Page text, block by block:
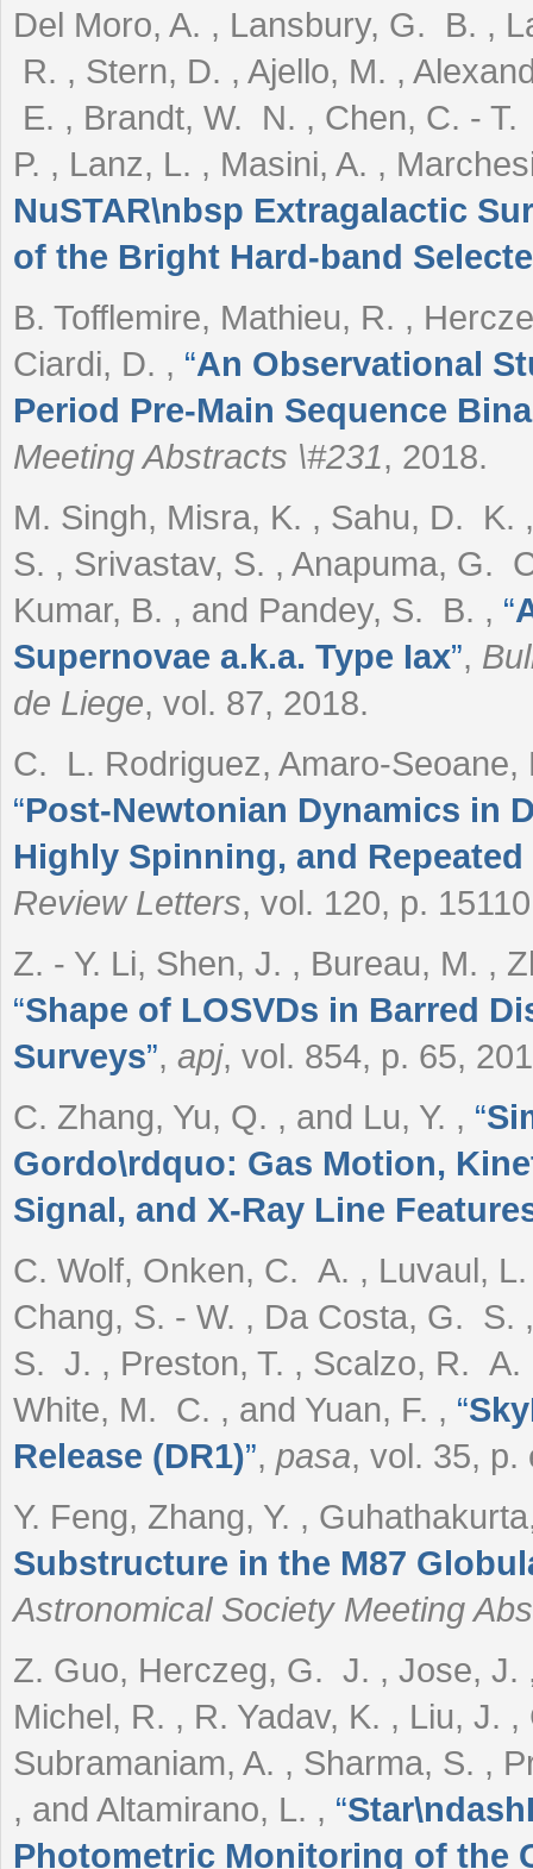
Del Moro, A. , Lansbury, G. B. ,
R. , Stern, D. , Ajello, M. ,
E. , Brandt, W. N. , Chen, C. -
P. , Lanz, L. , Masini, A. ,
NuSTAR\nbsp Extragalactic
of the Bright Hard-band
B. Tofflemire, Mathieu, R. ,
Ciardi, D. , “An Observational
Period Pre-Main Sequence
Meeting Abstracts \#231, 2018.
M. Singh, Misra, K. , Sahu, D. K.
S. , Srivastav, S. , Anapuma, G.
Kumar, B. , and Pandey, S. B. , “
Supernovae a.k.a. Type Iax”,
de Liege, vol. 87, 2018.
C. L. Rodriguez, Amaro-
“Post-Newtonian Dynamics in
Highly Spinning, and
Review Letters, vol. 120, p.
Z. - Y. Li, Shen, J. , Bureau, M. ,
“Shape of LOSVDs in Barred
Surveys”, apj, vol. 854, p. 65,
C. Zhang, Yu, Q. , and Lu, Y. , “
Gordo\rdquo: Gas Motion,
Signal, and X-Ray Line
C. Wolf, Onken, C. A. , Luvaul,
Chang, S. - W. , Da Costa, G. S.
S. J. , Preston, T. , Scalzo, R. A.
White, M. C. , and Yuan, F. , “
Release (DR1)”, pasa, vol. 35, p.
Y. Feng, Zhang, Y. ,
Substructure in the M87
Astronomical Society Meeting
Z. Guo, Herczeg, G. J. , Jose, J.
Michel, R. , R. Yadav, K. , Liu, J.
Subramaniam, A. , Sharma, S. ,
, and Altamirano, L. , “
Photometric Monitoring of the